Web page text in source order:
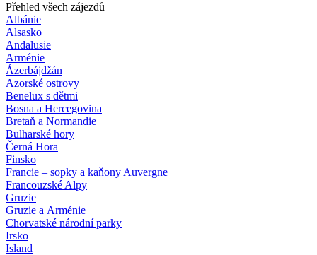
Přehled všech zájezdů
Albánie
Alsasko
Andalusie
Arménie
Ázerbájdžán
Azorské ostrovy
Benelux s dětmi
Bosna a Hercegovina
Bretaň a Normandie
Bulharské hory
Černá Hora
Finsko
Francie – sopky a kaňony Auvergne
Francouzské Alpy
Gruzie
Gruzie a Arménie
Chorvatské národní parky
Irsko
Island